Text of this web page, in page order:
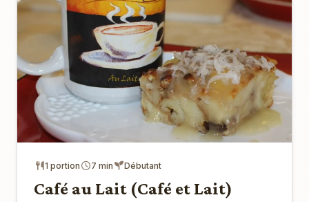
1 portion 7 min Débutant
Café au Lait (Café et Lait)